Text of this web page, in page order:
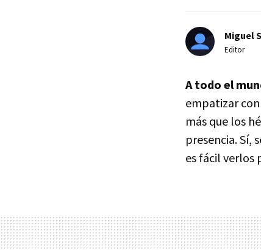
Miguel
Editor
A todo el
empatizar
más que los
presencia. Sí,
es fácil verlos